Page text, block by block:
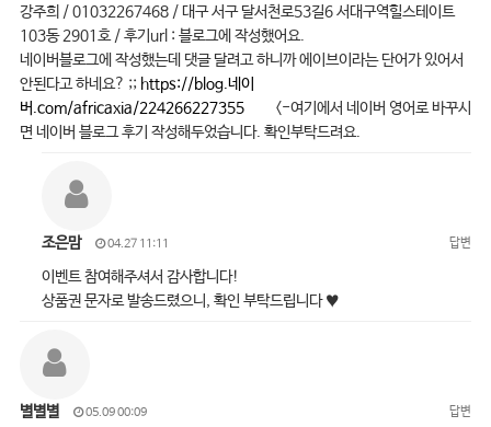
강주희 / 01032267468 / 대구 서구 달서천로53길6 서대구역힐스테이트
103동 2901호 / 후기url : 블로그에 작성했어요.
네이버블로그에 작성했는데 댓글 달려고 하니까 에이브이라는 단어가 있어서
안된다고 하네요? ;; https://blog.네이
버.com/africaxia/224266227355<-여기에서 네이버 영어로 바꾸시
면 네이버 블로그 후기 작성해두었습니다. 확인부탁드려요.
조은맘 04.27 11:11 답변
이벤트 참여해주셔서 감사합니다!
상품권 문자로 발송드렸으니, 확인 부탁드립니다 ♥
별별별 05.09 00:09 답변